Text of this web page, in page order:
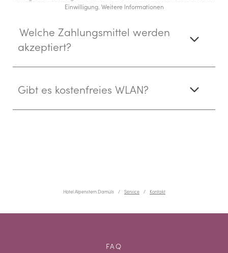
Einwilligung. Weitere Informationen
Welche Zahlungsmittel werden
akzeptiert?
Gibt es kostenfreies WLAN?
Hotel Alpenstern Damüls Service Kontakt
FAQ